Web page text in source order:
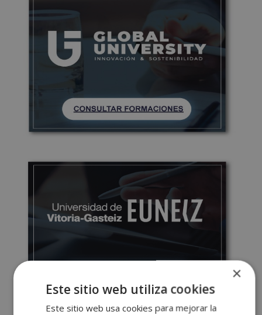
×
Este sitio web utiliza cookies
Este sitio web usa cookies para mejorar la